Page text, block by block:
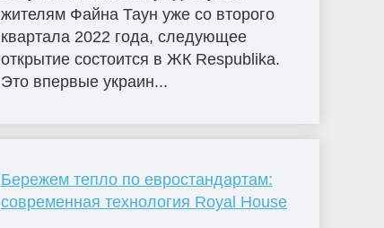
жителям Файна Таун уже со второго
квартала 2022 года, следующее
открытие состоится в ЖК Respublika.
Это впервые украин...
Бережем тепло по евростандартам:
современная технология Royal House